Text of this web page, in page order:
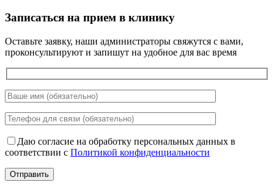
Записаться на прием в клинику
Оставьте заявку, наши администраторы свяжутся с вами,
проконсультируют и запишут на удобное для вас время
Даю согласие на обработку персональных данных в
соответствии с Политикой конфиденциальности